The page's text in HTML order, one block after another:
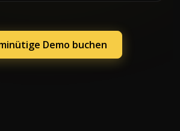
Demo buchen